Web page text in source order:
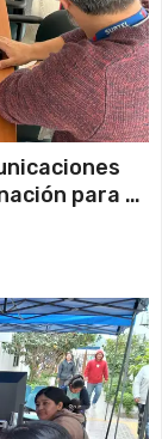
para el